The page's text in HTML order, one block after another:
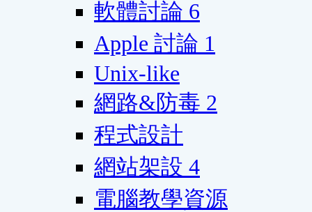
軟體討論 6
Apple 討論 1
Unix-like
網路&防毒 2
程式設計
網站架設 4
電腦教學資源